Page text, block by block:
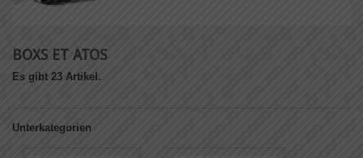
BOXS ET ATOS
Es gibt 23 Artikel.
Unterkategorien